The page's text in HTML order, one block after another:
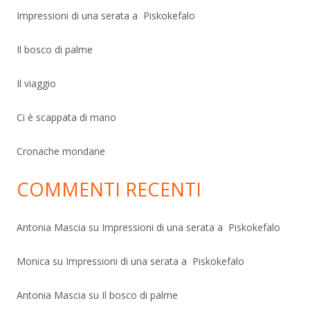
Impressioni di una serata a Piskokefalo
Il bosco di palme
Il viaggio
Ci è scappata di mano
Cronache mondane
COMMENTI RECENTI
Antonia Mascia su Impressioni di una serata a Piskokefalo
Monica su Impressioni di una serata a Piskokefalo
Antonia Mascia su Il bosco di palme